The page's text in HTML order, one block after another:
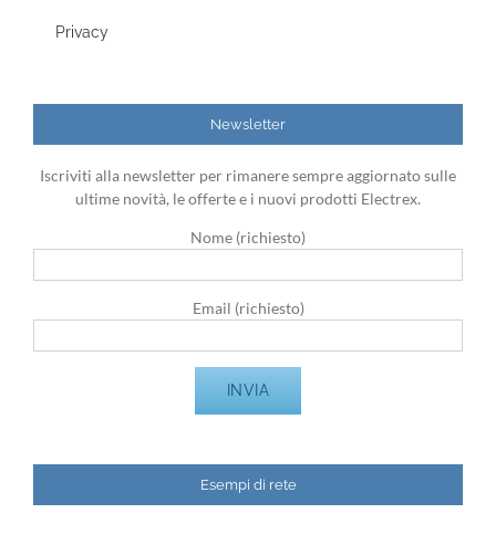
Privacy
Newsletter
Iscriviti alla newsletter per rimanere sempre aggiornato sulle
ultime novità, le offerte e i nuovi prodotti Electrex.
Nome (richiesto)
Email (richiesto)
Esempi di rete